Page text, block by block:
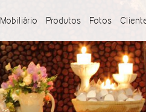
Mobiliário Produtos Fotos